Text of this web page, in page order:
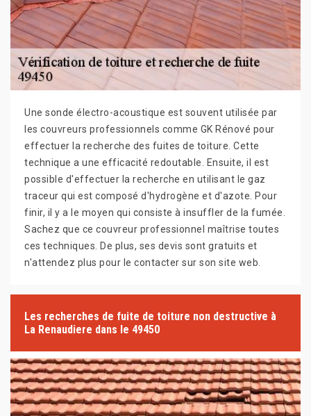
Une sonde électro-acoustique est souvent utilisée par
les couvreurs professionnels comme GK Rénové pour
effectuer la recherche des fuites de toiture. Cette
technique a une efficacité redoutable. Ensuite, il est
possible d'effectuer la recherche en utilisant le gaz
traceur qui est composé d'hydrogène et d'azote. Pour
finir, il y a le moyen qui consiste à insuffler de la fumée.
Sachez que ce couvreur professionnel maîtrise toutes
ces techniques. De plus, ses devis sont gratuits et
n'attendez plus pour le contacter sur son site web.
Les recherches de fuite de toiture non destructive à
La Renaudiere dans le 49450